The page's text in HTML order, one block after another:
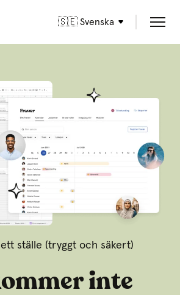
🇸🇪 Svenska
ställe (tryggt och säkert)
inte